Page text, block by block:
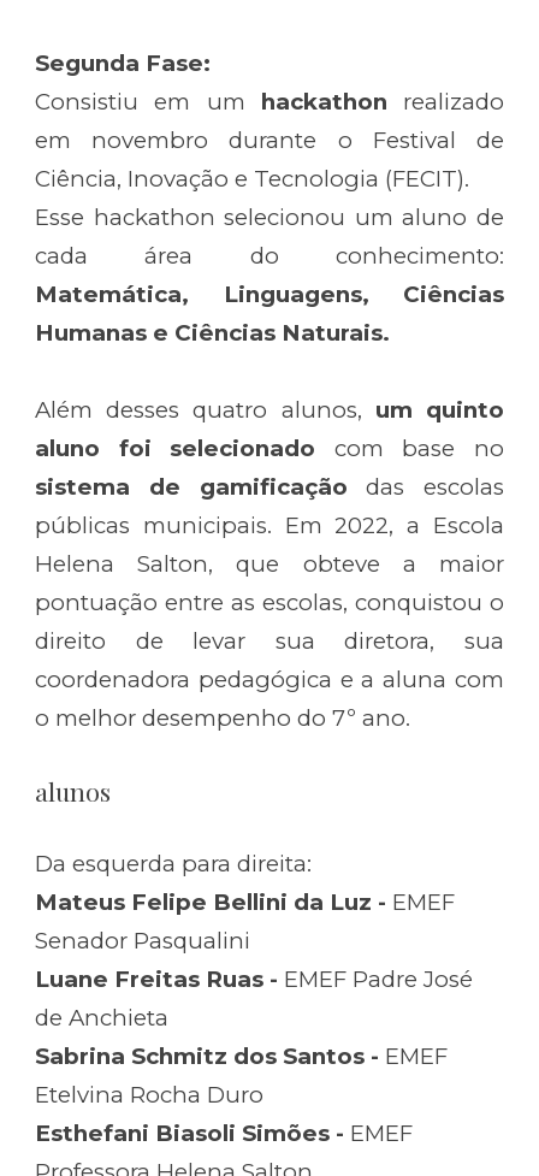
Segunda Fase:
Consistiu em um hackathon realizado
em novembro durante o Festival de
Ciência, Inovação e Tecnologia (FECIT).
Esse hackathon selecionou um aluno de
cada área do conhecimento:
Matemática, Linguagens, Ciências
Humanas e Ciências Naturais.
Além desses quatro alunos, um quinto
aluno foi selecionado com base no
sistema de gamificação das escolas
públicas municipais. Em 2022, a Escola
Helena Salton, que obteve a maior
pontuação entre as escolas, conquistou o
direito de levar sua diretora, sua
coordenadora pedagógica e a aluna com
o melhor desempenho do 7º ano.
alunos
Da esquerda para direita:
Mateus Felipe Bellini da Luz - EMEF
Senador Pasqualini
Luane Freitas Ruas - EMEF Padre José
de Anchieta
Sabrina Schmitz dos Santos - EMEF
Etelvina Rocha Duro
Esthefani Biasoli Simões - EMEF